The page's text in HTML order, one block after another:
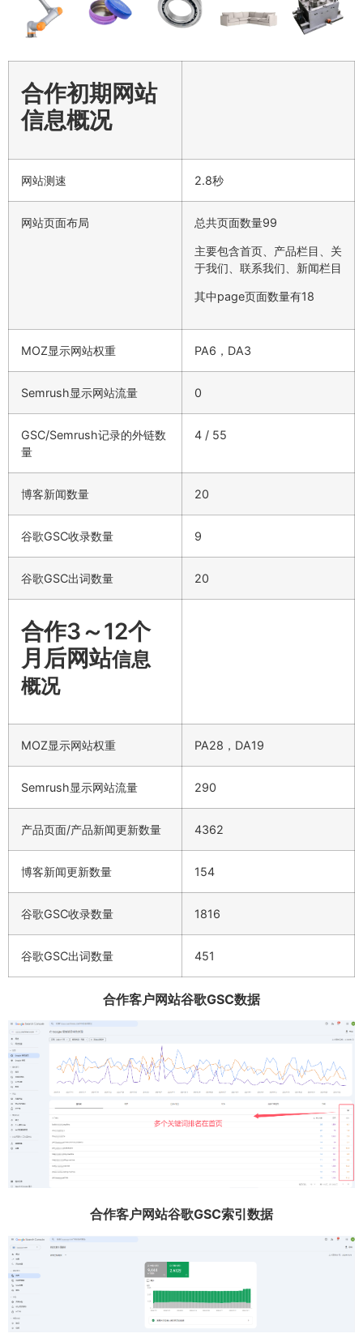
合作初期网站
信息概况
网站测速 2.8秒
网站页面布局 总共页面数量99
主要包含首页、产品栏目、关
于我们、联系我们、新闻栏目
其中page页面数量有18
MOZ显示网站权重 PA6，DA3
Semrush显示网站流量 0
GSC/Semrush记录的外链数
量
4 / 55
博客新闻数量 20
谷歌GSC收录数量 9
谷歌GSC出词数量 20
合作3～12个
月后网站信息
概况
MOZ显示网站权重 PA28，DA19
Semrush显示网站流量 290
产品页面/产品新闻更新数量 4362
博客新闻更新数量 154
谷歌GSC收录数量 1816
谷歌GSC出词数量 451
合作客户网站谷歌GSC数据
合作客户网站谷歌GSC索引数据